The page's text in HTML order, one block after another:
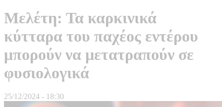
Μελέτη: Τα καρκινικά
κύτταρα του παχέος εντέρου
μπορούν να μετατραπούν σε
φυσιολογικά
25/12/2024 - 18:30